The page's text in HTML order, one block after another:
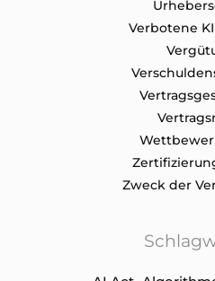
Verbotene
Zweck der